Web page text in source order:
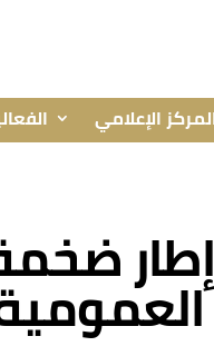
الإعلامي
2026: اتفاقية